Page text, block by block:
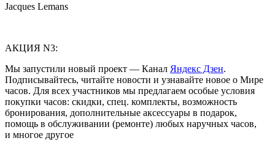
Jacques Lemans
АКЦИЯ N3:
Мы запустили новый проект — Канал Яндекс Дзен.
Подписывайтесь, читайте новости и узнавайте новое о Мире
часов. Для всех участников мы предлагаем особые условия
покупки часов: скидки, спец. комплекты, возможность
бронирования, дополнительные аксессуары в подарок,
помощь в обслуживании (ремонте) любых наручных часов,
и многое другое